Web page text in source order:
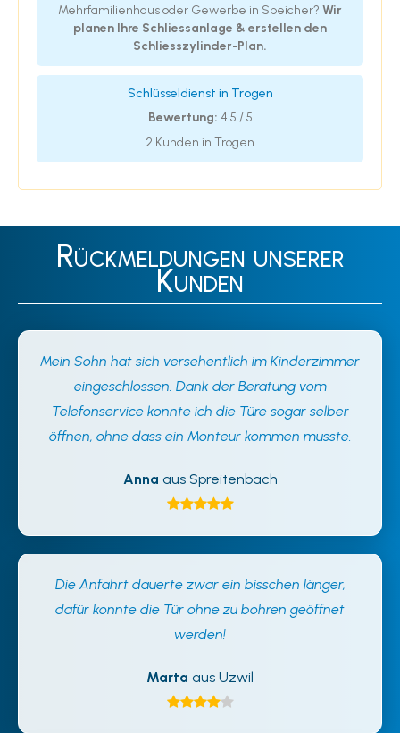
Mehrfamilienhaus oder Gewerbe in Speicher? Wir
planen Ihre Schliessanlage & erstellen den
Schliesszylinder-Plan.
Schlüsseldienst in Trogen
Bewertung: 4.5 / 5
2 Kunden in Trogen
Rückmeldungen unserer
Kunden
Mein Sohn hat sich versehentlich im Kinderzimmer
eingeschlossen. Dank der Beratung vom
Telefonservice konnte ich die Türe sogar selber
öffnen, ohne dass ein Monteur kommen musste.
Anna aus Spreitenbach
Die Anfahrt dauerte zwar ein bisschen länger,
dafür konnte die Tür ohne zu bohren geöffnet
werden!
Marta aus Uzwil